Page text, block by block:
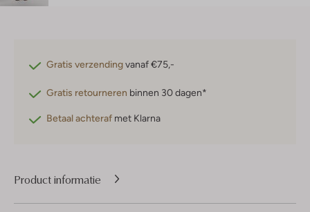
Gratis verzendingvanaf €75,-
Gratis retourneren binnen 30 dagen*
Betaal achteraf met Klarna
Product informatie